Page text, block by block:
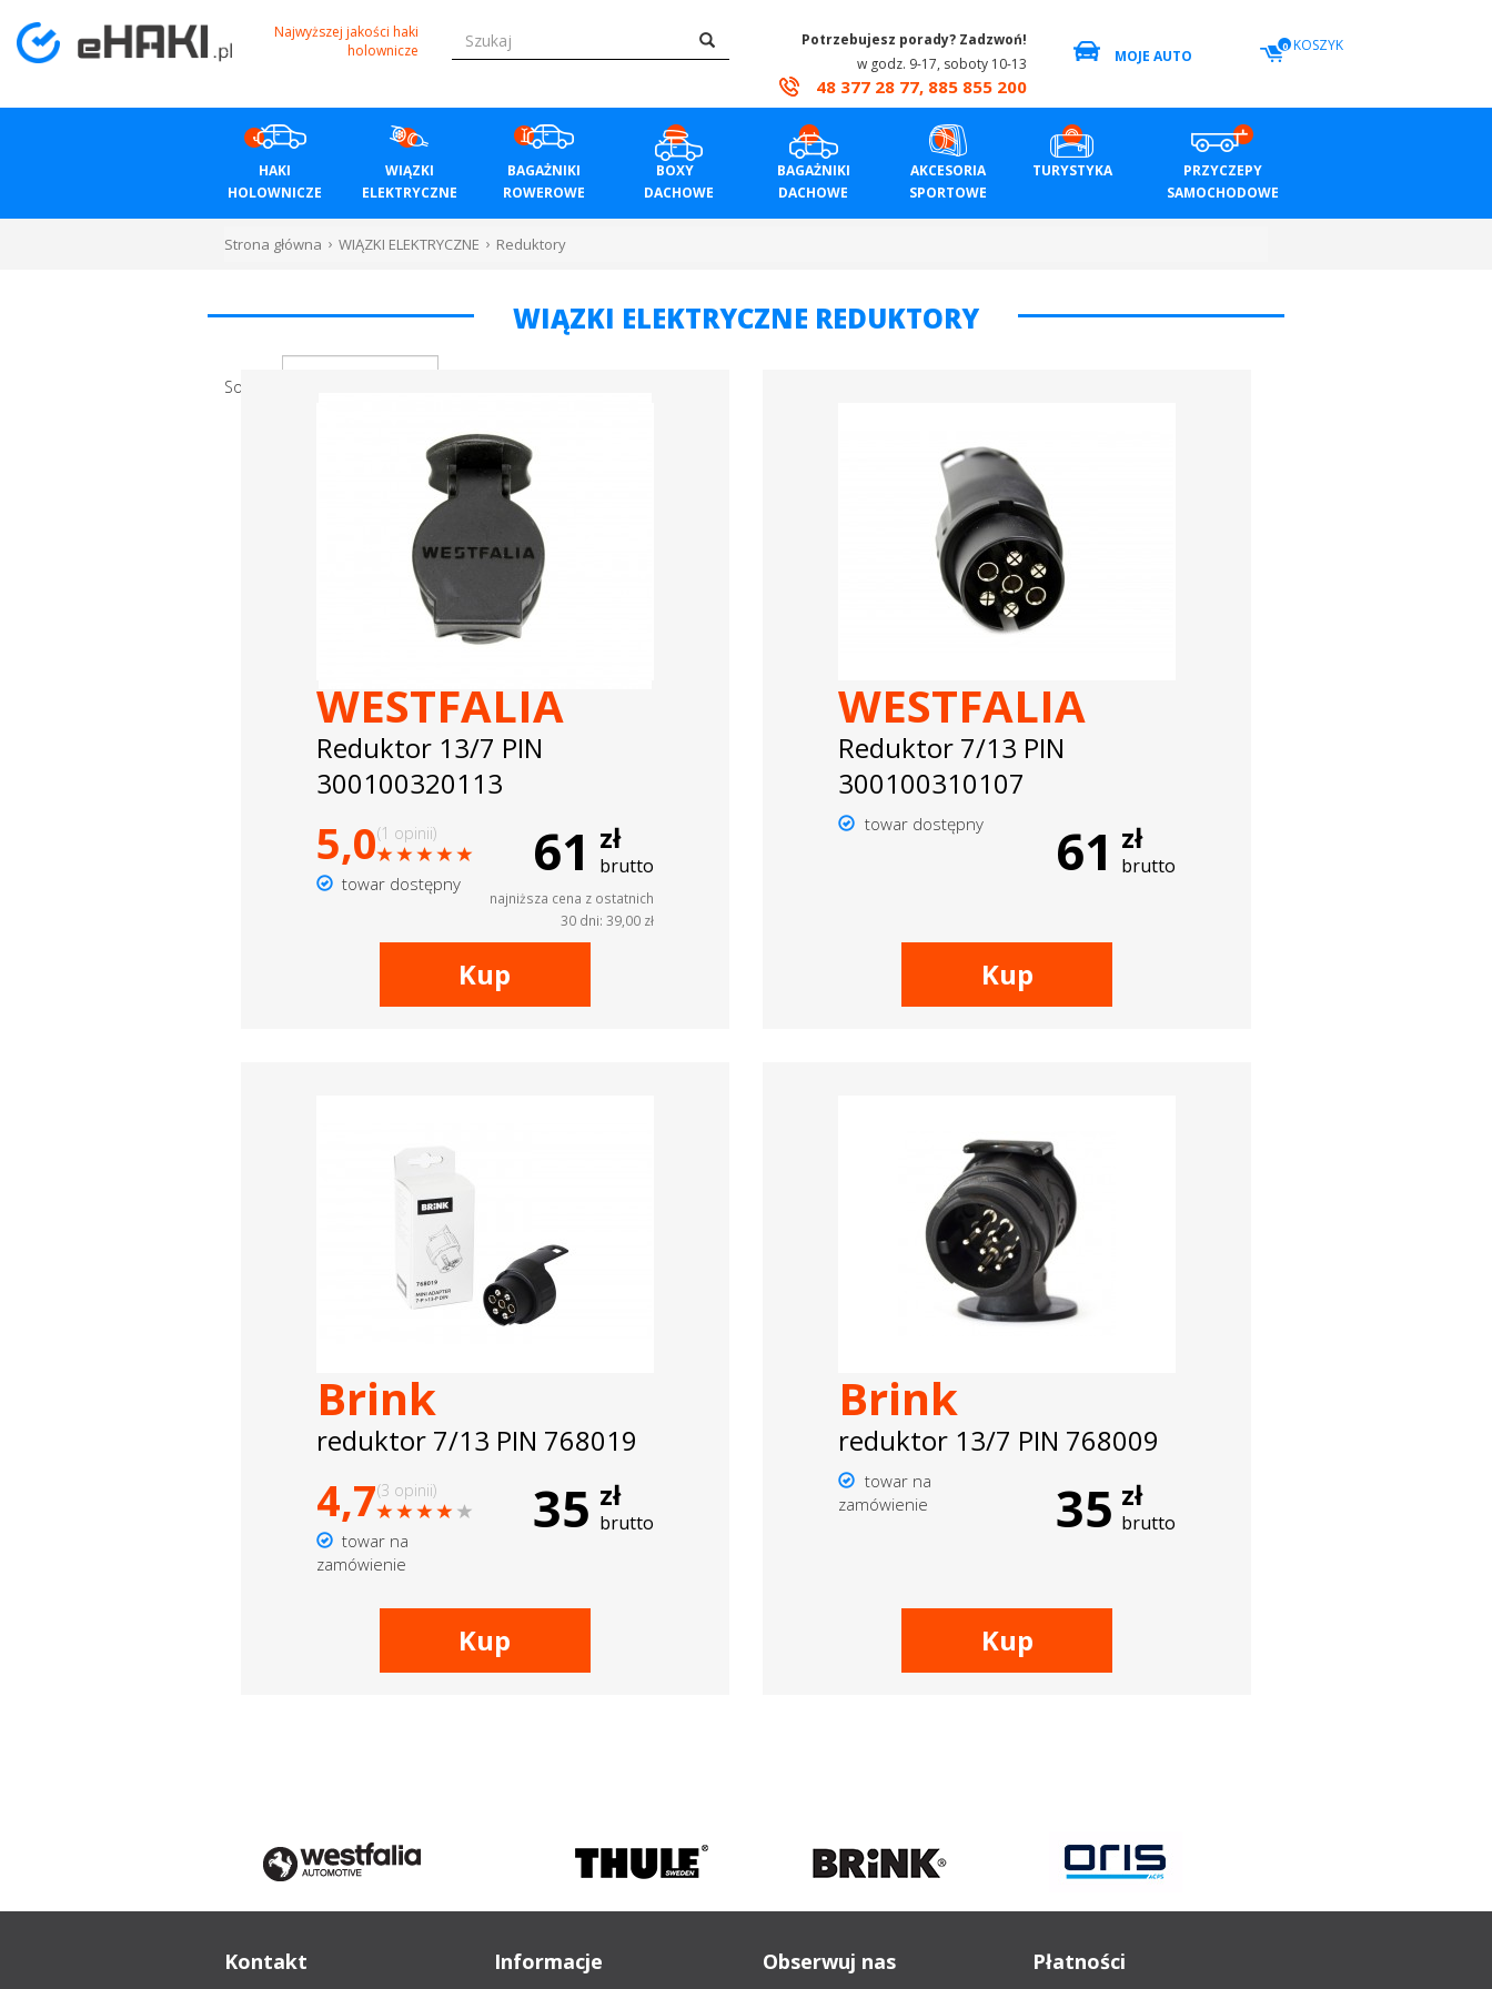
Menu
Najwyższej jakości haki
holownicze
Potrzebujesz porady? Zadzwoń!
w godz. 9-17, soboty 10-13
48 377 28 77, 885 855 200
MOJE AUTO
0 KOSZYK
HAKI
HOLOWNICZE
WIĄZKI
ELEKTRYCZNE
BAGAŻNIKI
ROWEROWE
BOXY
DACHOWE
BAGAŻNIKI
DACHOWE
AKCESORIA
SPORTOWE
TURYSTYKA
PRZYCZEPY
SAMOCHODOWE
Strona główna WIĄZKI ELEKTRYCZNE Reduktory
WIĄZKI ELEKTRYCZNE REDUKTORY
Sortuj
WESTFALIA
Reduktor 13/7 PIN
300100320113
5,0(1 opinii)
towar dostępny 61 zł
brutto
najniższa cena z ostatnich
30 dni: 39,00 zł
Kup
WESTFALIA
Reduktor 7/13 PIN
300100310107
towar dostępny 61 zł
brutto
Kup
Brink
reduktor 7/13 PIN 768019
4,7(3 opinii)
towar na
zamówienie
35 zł
brutto
Kup
Brink
reduktor 13/7 PIN 768009
towar na
zamówienie
35 zł
brutto
Kup
Kontakt Informacje Obserwuj nas Płatności